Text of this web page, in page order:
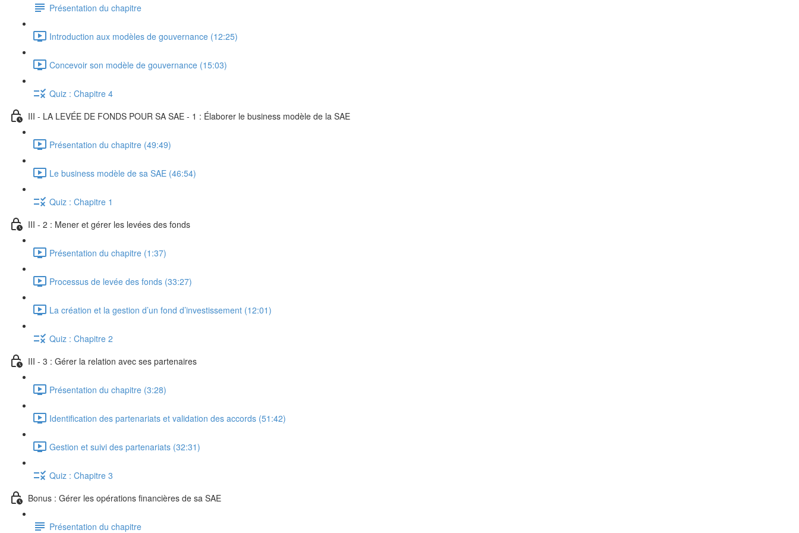
Présentation du chapitre
Introduction aux modèles de gouvernance (12:25)
Concevoir son modèle de gouvernance (15:03)
Quiz : Chapitre 4
III - LA LEVÉE DE FONDS POUR SA SAE - 1 : Élaborer le business modèle de la SAE
Présentation du chapitre (49:49)
Le business modèle de sa SAE (46:54)
Quiz : Chapitre 1
III - 2 : Mener et gérer les levées des fonds
Présentation du chapitre (1:37)
Processus de levée des fonds (33:27)
La création et la gestion d’un fond d’investissement (12:01)
Quiz : Chapitre 2
III - 3 : Gérer la relation avec ses partenaires
Présentation du chapitre (3:28)
Identification des partenariats et validation des accords (51:42)
Gestion et suivi des partenariats (32:31)
Quiz : Chapitre 3
Bonus : Gérer les opérations financières de sa SAE
Présentation du chapitre